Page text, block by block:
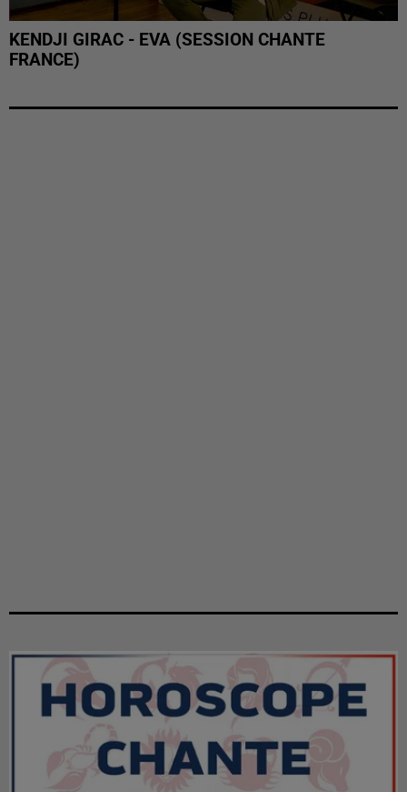
KENDJI GIRAC - EVA (SESSION CHANTE
FRANCE)